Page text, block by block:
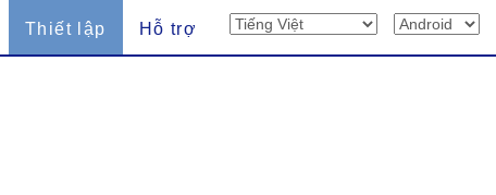
Thiết lập Hỗ trợ